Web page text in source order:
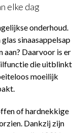
elke dag
onderhoud.
sinaasappelsap
Daarvoor is er
die uitblinkt
moeilijk
of hardnekkige
Dankzij zijn